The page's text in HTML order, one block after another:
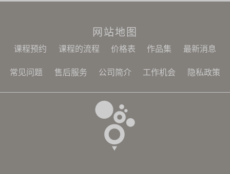
网站地图
课程预约 课程的流程 价格表 作品集 最新消息
常见问题 售后服务 公司简介 工作机会 隐私政策